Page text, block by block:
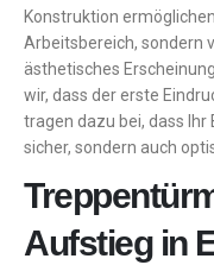
Konstruktion
Arbeitsbereich, sondern
ästhetisches
wir, dass der erste
tragen dazu bei, dass
sicher, sondern auch
Aufstieg in